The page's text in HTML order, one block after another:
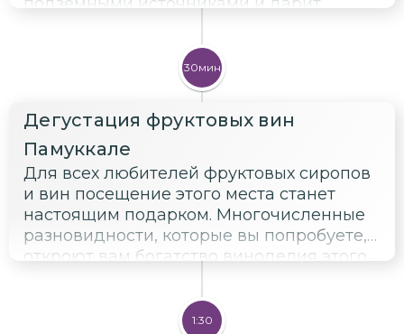
30мин
Дегустация фруктовых вин
Памуккале
Для всех любителей фруктовых сиропов
и вин посещение этого места станет
настоящим подарком. Многочисленные
разновидности, которые вы попробуете,
откроют вам богатство виноделия этого
1:30